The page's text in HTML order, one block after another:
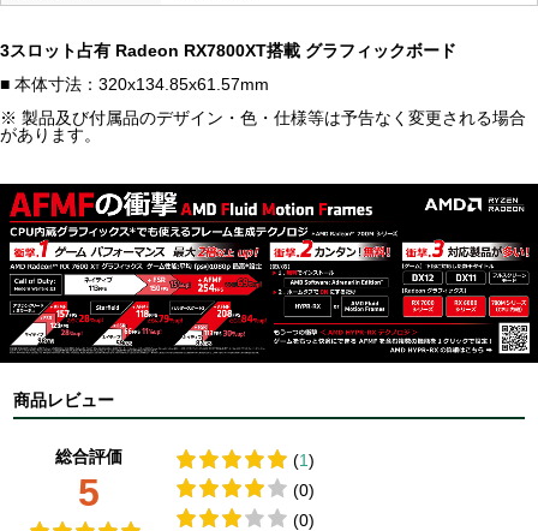
3スロット占有 Radeon RX7800XT搭載 グラフィックボード
■ 本体寸法：320x134.85x61.57mm
※ 製品及び付属品のデザイン・色・仕様等は予告なく変更される場合
があります。
商品レビュー
総合評価
5
(1)
(0)
(0)